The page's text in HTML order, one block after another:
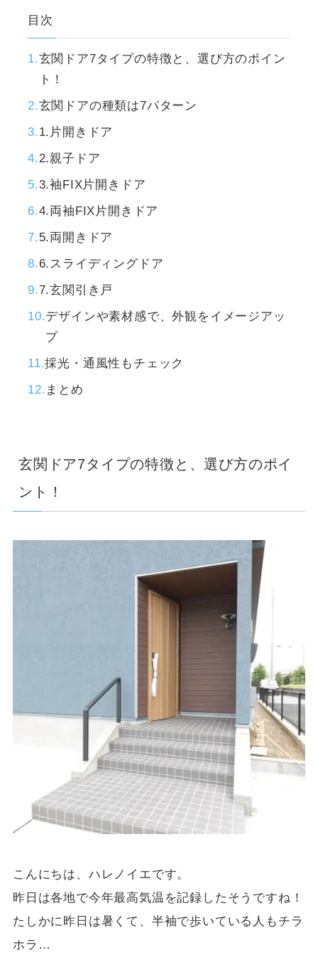
目次
玄関ドア7タイプの特徴と、選び方のポイン
ト！
玄関ドアの種類は7パターン
1.片開きドア
2.親子ドア
3.袖FIX片開きドア
4.両袖FIX片開きドア
5.両開きドア
6.スライディングドア
7.玄関引き戸
デザインや素材感で、外観をイメージアッ
プ
採光・通風性もチェック
まとめ
玄関ドア7タイプの特徴と、選び方のポイ
ント！
こんにちは、ハレノイエです。
昨日は各地で今年最高気温を記録したそうですね！
たしかに昨日は暑くて、半袖で歩いている人もチラ
ホラ…